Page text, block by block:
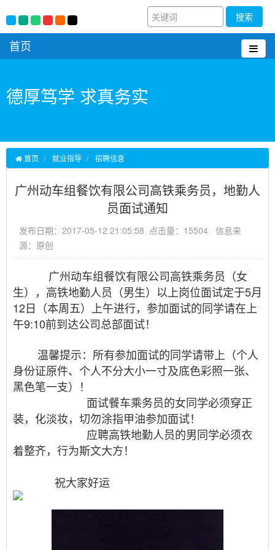
搜索
首页
德厚笃学 求真务实
首页 就业指导 招聘信息
广州动车组餐饮有限公司高铁乘务员，地勤人
员面试通知
发布日期：2017-05-12 21:05:58 点击量：15504 信息来
源：原创
广州动车组餐饮有限公司高铁乘务员（女
生），高铁地勤人员（男生）以上岗位面试定于5月
12日（本周五）上午进行，参加面试的同学请在上
午9:10前到达公司总部面试！
温馨提示：所有参加面试的同学请带上（个人
身份证原件、个人不分大小一寸及底色彩照一张、
黑色笔一支）！
面试餐车乘务员的女同学必须穿正
装，化淡妆，切勿涂指甲油参加面试！
应聘高铁地勤人员的男同学必须衣
着整齐，行为斯文大方！
祝大家好运